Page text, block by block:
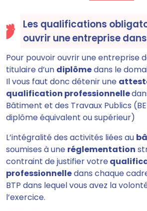
Les qualifications
ouvrir une entreprise
Pour pouvoir ouvrir une entreprise
titulaire d’un diplômedans le
Il vous faut donc détenir une
qualification professionnelle
Bâtiment et des Travaux Publics
diplôme équivalent ou supérieur)
L’intégralité des activités liées au
soumises à une réglementation
contraint de justifier votre
professionnelledans chaque
BTP dans lequel vous avez la
l’exercice.